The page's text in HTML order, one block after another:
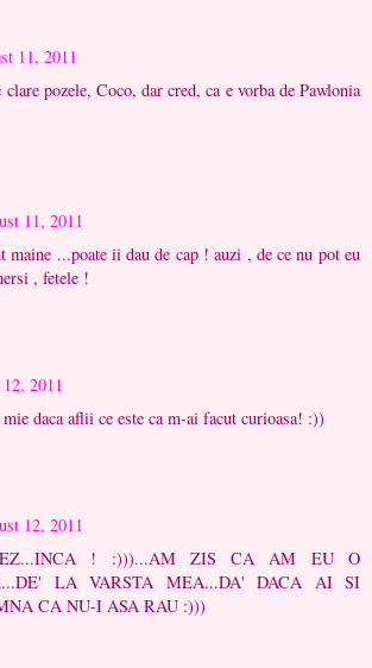
11, 2011
pozele, Coco, dar cred, ca e vorba de Pawlonia
11, 2011
maine ...poate ii dau de cap ! auzi , de ce nu pot eu
, fetele !
2011
daca aflii ce este ca m-ai facut curioasa! :))
12, 2011
! :)))...AM ZIS CA AM EU O
LA VARSTA MEA...DA' DACA AI SI
CA NU-I ASA RAU :)))